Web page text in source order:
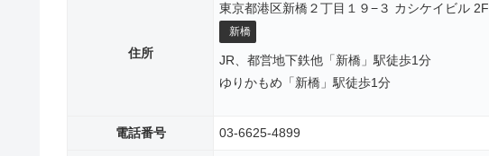
住所
東京都港区新橋２丁目１９−３ カシケイビル 2F
新橋
JR、都営地下鉄他「新橋」駅徒歩1分
ゆりかもめ「新橋」駅徒歩1分
電話番号 03-6625-4899